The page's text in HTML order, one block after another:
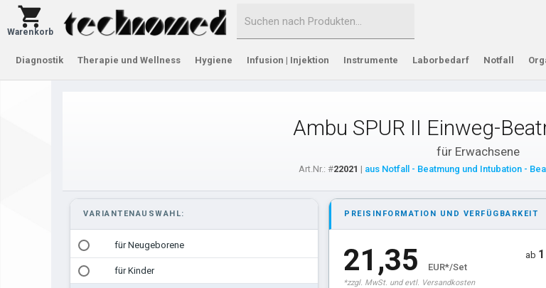
Warenkorb
Diagnostik Therapie und Wellness Hygiene Infusion | Injektion Instrumente Laborbedarf Notfall
Ambu SPUR II Einweg-
für Erwachsene
Art.Nr.: #22021 | aus Notfall - Beatmung und Intubation -
VARIANTENAUSWAHL:
für Neugeborene
für Kinder
PREISINFORMATION UND VERFÜGBARKEIT
21,35 EUR*/Set
*zzgl. MwSt. und evtl. Versandkosten
ab 1